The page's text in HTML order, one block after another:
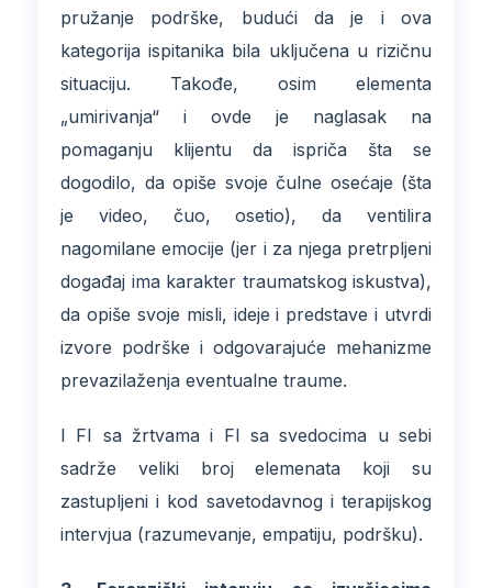
pružanje podrške, budući da je i ova
kategorija ispitanika bila uključena u rizičnu
situaciju. Takođe, osim elementa
„umirivanja“ i ovde je naglasak na
pomaganju klijentu da ispriča šta se
dogodilo, da opiše svoje čulne osećaje (šta
je video, čuo, osetio), da ventilira
nagomilane emocije (jer i za njega pretrpljeni
događaj ima karakter traumatskog iskustva),
da opiše svoje misli, ideje i predstave i utvrdi
izvore podrške i odgovarajuće mehanizme
prevazilaženja eventualne traume.
I FI sa žrtvama i FI sa svedocima u sebi
sadrže veliki broj elemenata koji su
zastupljeni i kod savetodavnog i terapijskog
intervjua (razumevanje, empatiju, podršku).